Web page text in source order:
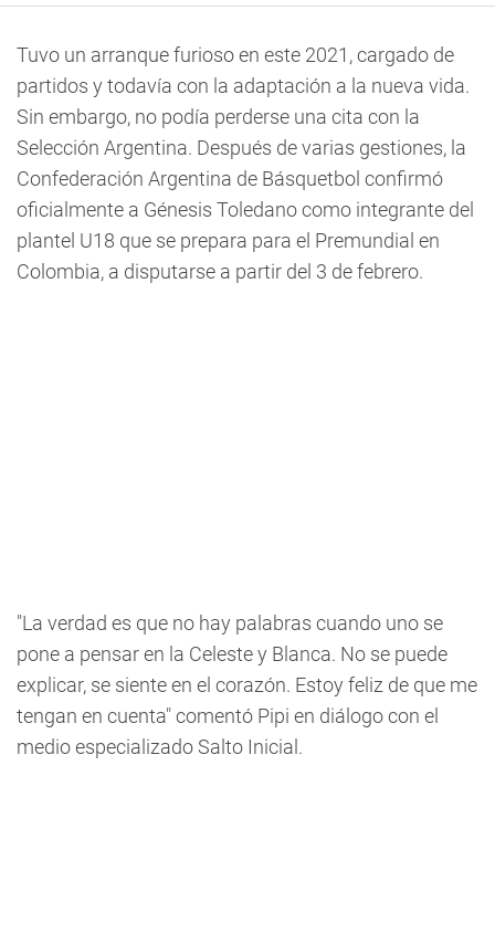
Tuvo un arranque furioso en este 2021, cargado de
partidos y todavía con la adaptación a la nueva vida.
Sin embargo, no podía perderse una cita con la
Selección Argentina. Después de varias gestiones, la
Confederación Argentina de Básquetbol confirmó
oficialmente a Génesis Toledano como integrante del
plantel U18 que se prepara para el Premundial en
Colombia, a disputarse a partir del 3 de febrero.
"La verdad es que no hay palabras cuando uno se
pone a pensar en la Celeste y Blanca. No se puede
explicar, se siente en el corazón. Estoy feliz de que me
tengan en cuenta" comentó Pipi en diálogo con el
medio especializado Salto Inicial.